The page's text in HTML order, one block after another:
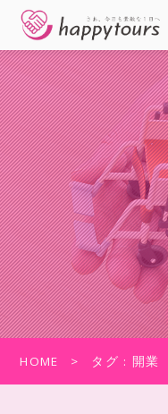
HOME タグ : 開業